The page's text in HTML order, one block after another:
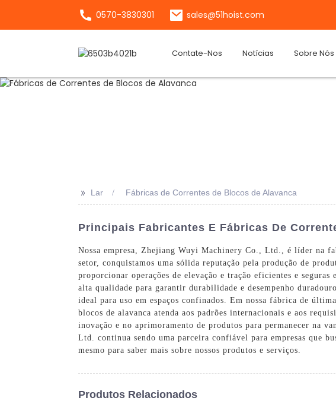
0570-3830301 sales@51hoist.com
Contate-Nos Notícias Sobre Nós
>> Lar Fábricas de Correntes de Blocos de Alavanca
Principais Fabricantes E Fábricas De
Nossa empresa, Zhejiang Wuyi Machinery Co., Ltd., é líder na
setor, conquistamos uma sólida reputação pela produção de
proporcionar operações de elevação e tração eficientes e
alta qualidade para garantir durabilidade e desempenho
ideal para uso em espaços confinados. Em nossa fábrica de
blocos de alavanca atenda aos padrões internacionais e aos
inovação e no aprimoramento de produtos para permanecer na
Ltd. continua sendo uma parceira confiável para empresas que
mesmo para saber mais sobre nossos produtos e serviços.
Produtos Relacionados